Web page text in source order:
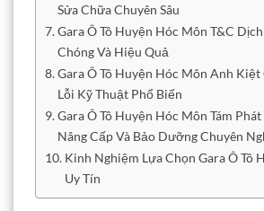
Sửa Chữa Chuyên Sâu
Gara Ô Tô Huyện Hóc Môn T&C
Chóng Và Hiệu Quả
Gara Ô Tô Huyện Hóc Môn Anh Kiệt
Lỗi Kỹ Thuật Phổ Biến
Gara Ô Tô Huyện Hóc Môn Tám
Nâng Cấp Và Bảo Dưỡng Chuyên
Kinh Nghiệm Lựa Chọn Gara Ô Tô
Uy Tín